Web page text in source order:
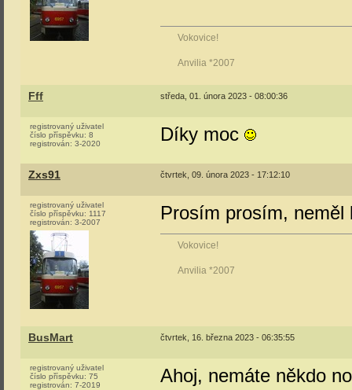
Vokovice!
Anvilia *2007
Fff středa, 01. února 2023 - 08:00:36
registrovaný uživatel
číslo příspěvku: 8
registrován: 3-2020 Díky moc
Zxs91 čtvrtek, 09. února 2023 - 17:12:10
registrovaný uživatel
číslo příspěvku: 1117
registrován: 3-2007 Prosím prosím,
Vokovice!
Anvilia *2007
BusMart čtvrtek, 16. března 2023 - 06:35:55
registrovaný uživatel
číslo příspěvku: 75
registrován: 7-2019 Ahoj, nemáte někdo